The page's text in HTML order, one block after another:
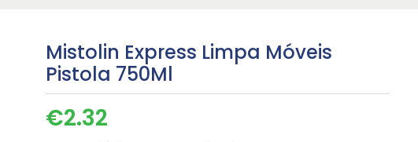
Mistolin Express Limpa Móveis
Pistola 750Ml
€2.32